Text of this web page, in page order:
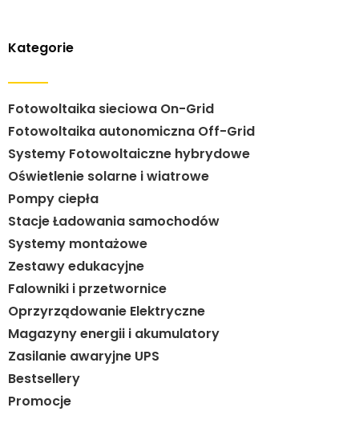
Kategorie
Fotowoltaika sieciowa On-Grid
Fotowoltaika autonomiczna Off-Grid
Systemy Fotowoltaiczne hybrydowe
Oświetlenie solarne i wiatrowe
Pompy ciepła
Stacje Ładowania samochodów
Systemy montażowe
Zestawy edukacyjne
Falowniki i przetwornice
Oprzyrządowanie Elektryczne
Magazyny energii i akumulatory
Zasilanie awaryjne UPS
Bestsellery
Promocje